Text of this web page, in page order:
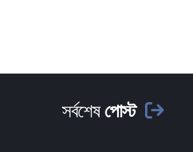
সর্বশেষপোস্ট